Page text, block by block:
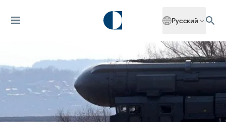
Русский